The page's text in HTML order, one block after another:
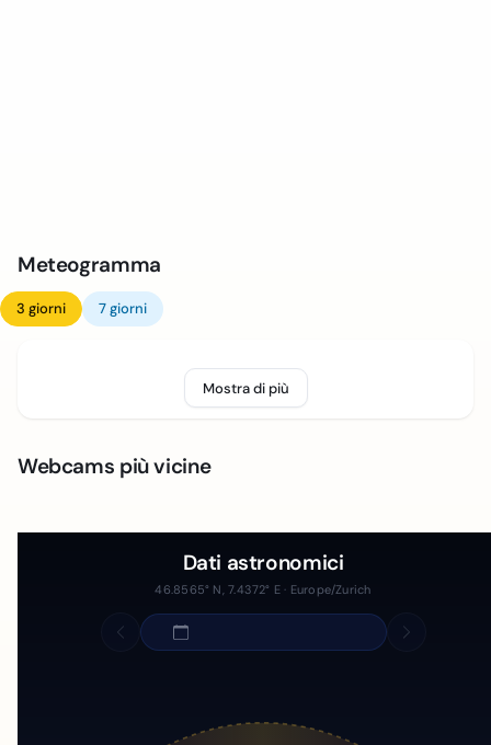
Meteogramma
3 giorni 7 giorni
Mostra di più
Webcams più vicine
Dati astronomici
46.8565° N, 7.4372° E · Europe/Zurich